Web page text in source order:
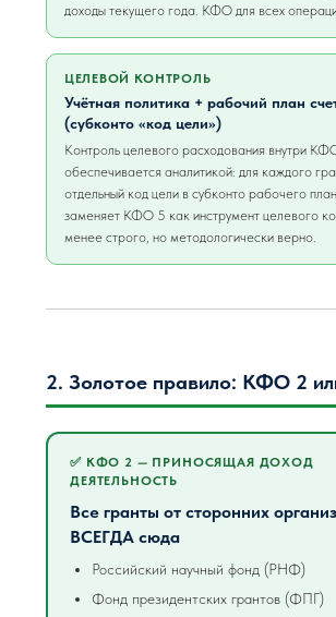
доходы текущего года. КФО для всех
ЦЕЛЕВОЙ КОНТРОЛЬ
Учётная политика + рабочий план
(субконто «код цели»)
Контроль целевого расходования внутри
обеспечивается аналитикой: для каждого
отдельный код цели в субконто рабочего
заменяет КФО 5 как инструмент целевого
менее строго, но методологически верно.
2. Золотое правило: КФО 2
✅ КФО 2 — ПРИНОСЯЩАЯ ДОХОД
ДЕЯТЕЛЬНОСТЬ
Все гранты от сторонних
ВСЕГДА сюда
Российский научный фонд (РНФ)
Фонд президентских грантов (ФПГ)